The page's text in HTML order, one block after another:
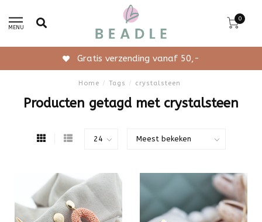
MENU
0
Gratis verzending vanaf 50,-
Home / Tags / crystalsteen
Producten getagd met crystalsteen